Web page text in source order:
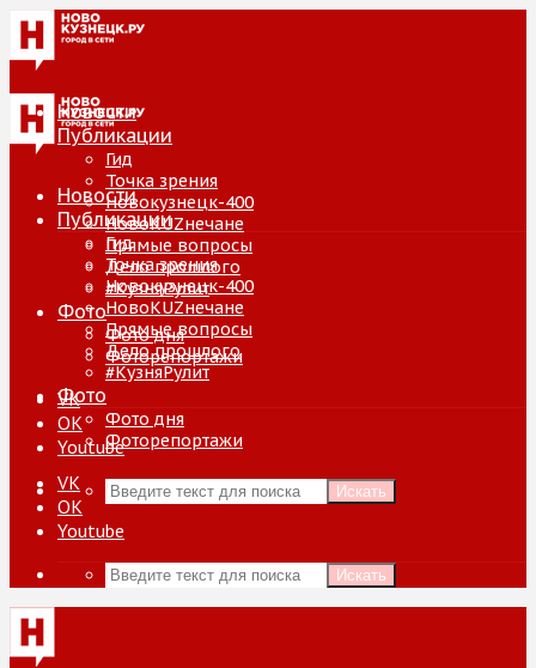
Новости
Публикации
Гид
Точка зрения
Новокузнецк-400
НовоKUZнечане
Прямые вопросы
Дело прошлого
#КузняРулит
Фото
Фото дня
Фоторепортажи
VK
ОК
Youtube
Искать
Новости
Публикации
Гид
Точка зрения
Новокузнецк-400
НовоKUZнечане
Прямые вопросы
Дело прошлого
#КузняРулит
Фото
Фото дня
Фоторепортажи
VK
ОК
Youtube
Искать